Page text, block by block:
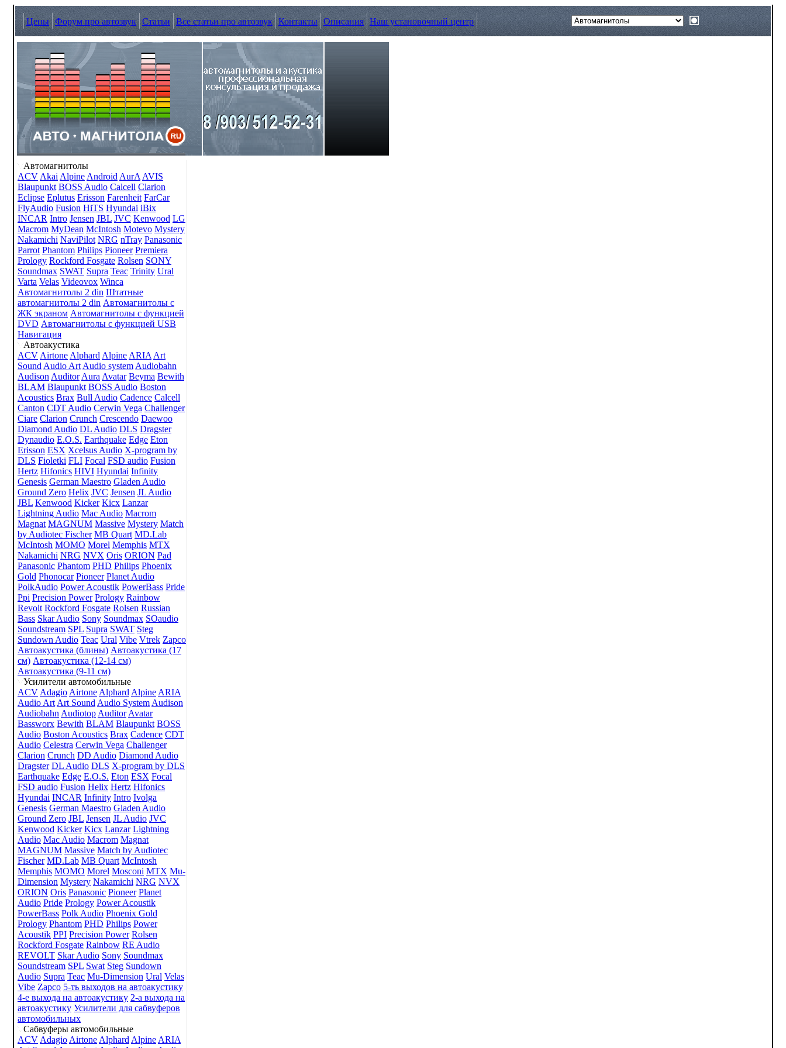
Цены Форум про автозвук Статьи Все статьи про автозвук Контакты Описания Наш установочный центр
Автомагнитолы
ACV Akai Alpine Android AurA AVIS
Blaupunkt BOSS Audio Calcell Clarion
Eclipse Eplutus Erisson Farenheit FarCar
FlyAudio Fusion HiTS Hyundai iBix
INCAR Intro Jensen JBL JVC Kenwood LG
Macrom MyDean McIntosh Motevo Mystery
Nakamichi NaviPilot NRG nTray Panasonic
Parrot Phantom Philips Pioneer Premiera
Prology Rockford Fosgate Rolsen SONY
Soundmax SWAT Supra Teac Trinity Ural
Varta Velas Videovox Winca
Автомагнитолы 2 din Штатные
автомагнитолы 2 din Автомагнитолы с
ЖК экраном Автомагнитолы с функцией
DVD Автомагнитолы с функцией USB
Навигация
Автоакустика
ACV Airtone Alphard Alpine ARIA Art
Sound Audio Art Audio system Audiobahn
Audison Auditor Aura Avatar Beyma Bewith
BLAM Blaupunkt BOSS Audio Boston
Acoustics Brax Bull Audio Cadence Calcell
Canton CDT Audio Cerwin Vega Challenger
Ciare Clarion Crunch Crescendo Daewoo
Diamond Audio DL Audio DLS Dragster
Dynaudio E.O.S. Earthquake Edge Eton
Erisson ESX Xcelsus Audio X-program by
DLS Fioletki FLI Focal FSD audio Fusion
Hertz Hifonics HIVI Hyundai Infinity
Genesis German Maestro Gladen Audio
Ground Zero Helix JVC Jensen JL Audio
JBL Kenwood Kicker Kicx Lanzar
Lightning Audio Mac Audio Macrom
Magnat MAGNUM Massive Mystery Match
by Audiotec Fischer MB Quart MD.Lab
McIntosh MOMO Morel Memphis MTX
Nakamichi NRG NVX Oris ORION Pad
Panasonic Phantom PHD Philips Phoenix
Gold Phonocar Pioneer Planet Audio
PolkAudio Power Acoustik PowerBass Pride
Ppi Precision Power Prology Rainbow
Revolt Rockford Fosgate Rolsen Russian
Bass Skar Audio Sony Soundmax SOaudio
Soundstream SPL Supra SWAT Steg
Sundown Audio Teac Ural Vibe Vtrek Zapco
Автоакустика (блины) Автоакустика (17
см) Автоакустика (12-14 см)
Автоакустика (9-11 см)
Усилители автомобильные
ACV Adagio Airtone Alphard Alpine ARIA
Audio Art Art Sound Audio System Audison
Audiobahn Audiotop Auditor Avatar
Bassworx Bewith BLAM Blaupunkt BOSS
Audio Boston Acoustics Brax Cadence CDT
Audio Celestra Cerwin Vega Challenger
Clarion Crunch DD Audio Diamond Audio
Dragster DL Audio DLS X-program by DLS
Earthquake Edge E.O.S. Eton ESX Focal
FSD audio Fusion Helix Hertz Hifonics
Hyundai INCAR Infinity Intro Ivolga
Genesis German Maestro Gladen Audio
Ground Zero JBL Jensen JL Audio JVC
Kenwood Kicker Kicx Lanzar Lightning
Audio Mac Audio Macrom Magnat
MAGNUM Massive Match by Audiotec
Fischer MD.Lab MB Quart McIntosh
Memphis MOMO Morel Mosconi MTX Mu-
Dimension Mystery Nakamichi NRG NVX
ORION Oris Panasonic Pioneer Planet
Audio Pride Prology Power Acoustik
PowerBass Polk Audio Phoenix Gold
Prology Phantom PHD Philips Power
Acoustik PPI Precision Power Rolsen
Rockford Fosgate Rainbow RE Audio
REVOLT Skar Audio Sony Soundmax
Soundstream SPL Swat Steg Sundown
Audio Supra Teac Mu-Dimension Ural Velas
Vibe Zapco 5-ть выходов на автоакустику
4-е выхода на автоакустику 2-а выхода на
автоакустику Усилители для сабвуферов
автомобильных
Сабвуферы автомобильные
ACV Adagio Airtone Alphard Alpine ARIA